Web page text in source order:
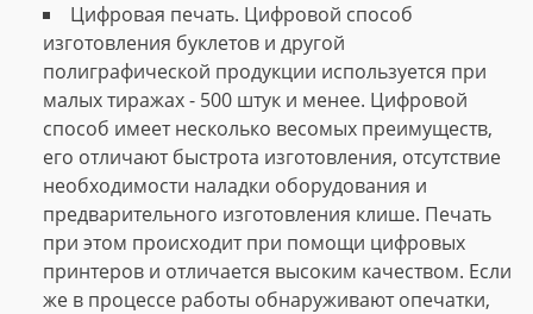
Цифровая печать. Цифровой способ
изготовления буклетов и другой
полиграфической продукции используется при
малых тиражах - 500 штук и менее. Цифровой
способ имеет несколько весомых преимуществ,
его отличают быстрота изготовления, отсутствие
необходимости наладки оборудования и
предварительного изготовления клише. Печать
при этом происходит при помощи цифровых
принтеров и отличается высоким качеством. Если
же в процессе работы обнаруживают опечатки,